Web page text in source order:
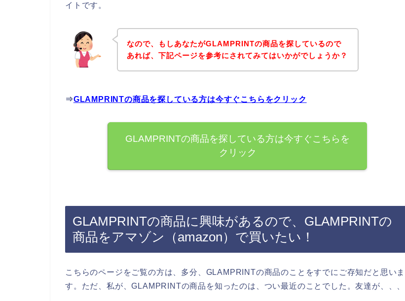
イトです。
なので、もしあなたがGLAMPRINTの商品を探しているので
あれば、下記ページを参考にされてみてはいかがでしょうか？
⇒GLAMPRINTの商品を探している方は今すぐこちらをクリック
GLAMPRINTの商品を探している方は今すぐこちらを
クリック
GLAMPRINTの商品に興味があるので、GLAMPRINTの
商品をアマゾン（amazon）で買いたい！
こちらのページをご覧の方は、多分、GLAMPRINTの商品のことをすでにご存知だと思いま
す。ただ、私が、GLAMPRINTの商品を知ったのは、つい最近のことでした。友達が、、、